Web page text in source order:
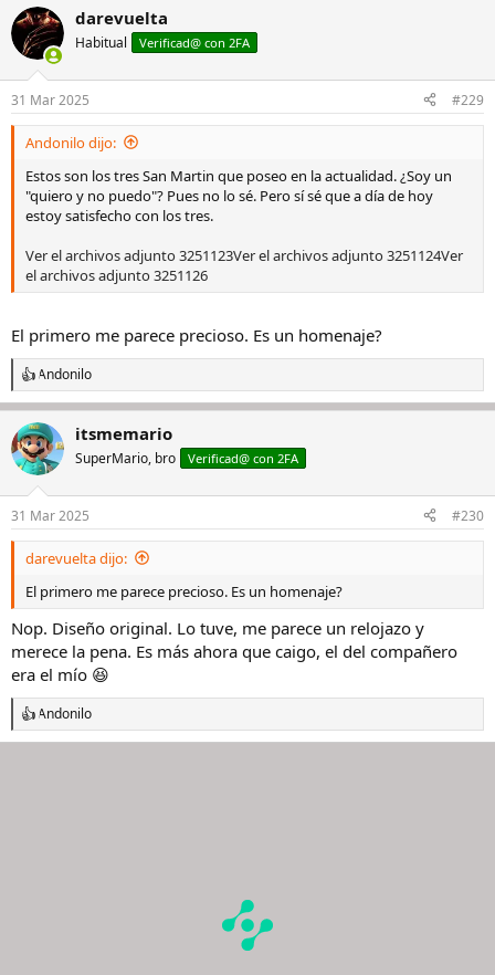
darevuelta
Habitual Verificad@ con 2FA
31 Mar 2025 #229
Andonilo dijo:
Estos son los tres San Martin que poseo en la actualidad. ¿Soy un
"quiero y no puedo"? Pues no lo sé. Pero sí sé que a día de hoy
estoy satisfecho con los tres.
Ver el archivos adjunto 3251123Ver el archivos adjunto 3251124Ver
el archivos adjunto 3251126
El primero me parece precioso. Es un homenaje?
R
e
c
c
i
e
s
Andonilo
itsmemario
SuperMario, bro Verificad@ con 2FA
31 Mar 2025 #230
darevuelta dijo:
El primero me parece precioso. Es un homenaje?
Nop. Diseño original. Lo tuve, me parece un relojazo y
merece la pena. Es más ahora que caigo, el del compañero
era el mío 😆
R
e
Andonilo